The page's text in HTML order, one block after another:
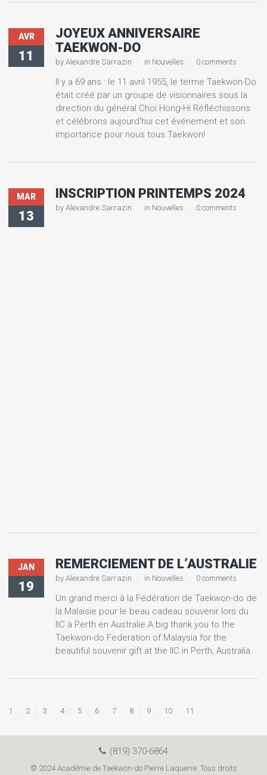
AVR
11
JOYEUX ANNIVERSAIRE
TAEKWON-DO
by Alexandre Sarrazin in Nouvelles 0 comments
Il y a 69 ans : le 11 avril 1955, le terme Taekwon-Do
était créé par un groupe de visionnaires sous la
direction du général Choi Hong-Hi.Réfléchissons
et célébrons aujourd'hui cet événement et son
importance pour nous tous.Taekwon!
MAR
13
INSCRIPTION PRINTEMPS 2024
by Alexandre Sarrazin in Nouvelles 0 comments
JAN
19
REMERCIEMENT DE L’AUSTRALIE
by Alexandre Sarrazin in Nouvelles 0 comments
Un grand merci à la Fédération de Taekwon-do de
la Malaisie pour le beau cadeau souvenir lors du
IIC à Perth en Australie.A big thank you to the
Taekwon-do Federation of Malaysia for the
beautiful souvenir gift at the IIC in Perth, Australia.
1 2 3 4 5 6 7 8 9 10 11
(819) 370-6864
© 2024 Académie de Taekwon-do Pierre Laquerre. Tous droits